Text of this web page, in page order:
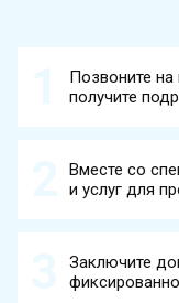
Позвоните
получите
Вместе со
и услуг для
Заключите